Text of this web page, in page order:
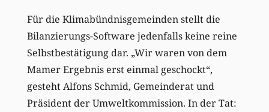
Für die Klimabündnisgemeinden stellt die
Bilanzierungs-Software jedenfalls keine reine
Selbstbestätigung dar. „Wir waren von dem
Mamer Ergebnis erst einmal geschockt“,
gesteht Alfons Schmid, Gemeinderat und
Präsident der Umweltkommission. In der Tat: